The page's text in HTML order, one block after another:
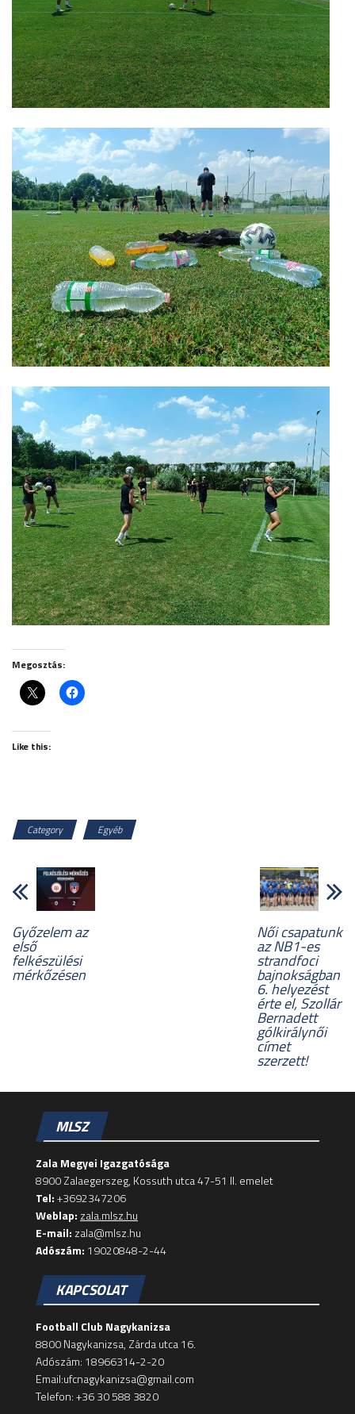
Megosztás:
Like this:
Category Egyéb
Győzelem az
első
felkészülési
mérkőzésen
Női csapatunk
az NB1-es
strandfoci
bajnokságban
6. helyezést
érte el, Szollár
Bernadett
gólkirálynői
címet
szerzett!
MLSZ
Zala Megyei Igazgatósága
8900 Zalaegerszeg, Kossuth utca 47-51 II. emelet
Tel:+3692347206
Weblap: zala.mlsz.hu
E-mail: zala@mlsz.hu
Adószám: 19020848-2-44
KAPCSOLAT
Football Club Nagykanizsa
8800 Nagykanizsa, Zárda utca 16.
Adószám: 18966314-2-20
Email:ufcnagykanizsa@gmail.com
Telefon: +36 30 588 3820